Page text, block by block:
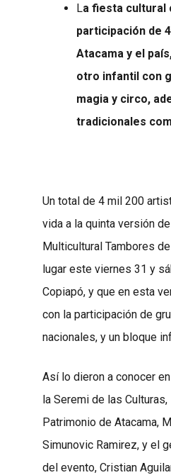
La fiesta cultural
participación de
Atacama y el
otro infantil con
magia y circo,
tradicionales
Un total de 4 mil 200
vida a la quinta versión
Multicultural Tambores
lugar este viernes 31 y
Copiapó, y que en esta
con la participación de
nacionales, y un bloque
Así lo dieron a conocer
la Seremi de las
Patrimonio de Atacama,
Simunovic Ramirez, y el
del evento, Cristian